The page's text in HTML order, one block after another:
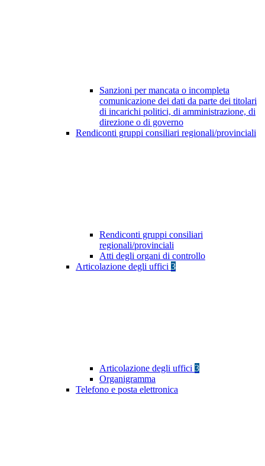
Sanzioni per mancata o incompleta
comunicazione dei dati da parte dei titolari
di incarichi politici, di amministrazione, di
direzione o di governo
Rendiconti gruppi consiliari regionali/provinciali
Rendiconti gruppi consiliari
regionali/provinciali
Atti degli organi di controllo
Articolazione degli uffici 3
Articolazione degli uffici 3
Organigramma
Telefono e posta elettronica